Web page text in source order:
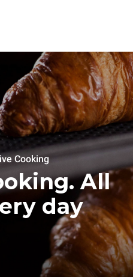
Cooking
All
day.